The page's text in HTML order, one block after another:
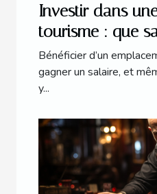
Investir dans
tourisme : que
Bénéficier d’un
gagner un salaire, et
y...